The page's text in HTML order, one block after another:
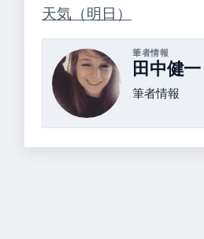
天気（明日）
筆者情報
田中健一
筆者情報